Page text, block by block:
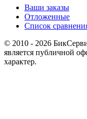
Ваши заказы
Отложенные
Список
© 2010 - 2026
является публичной
характер.